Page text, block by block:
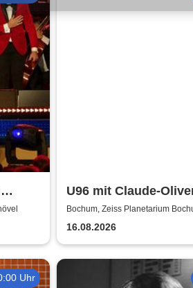
U96 mit Claude-
Rudolph - 20.000
dem Meer | Zeiss
Bochum
Bochum, Zeiss Planetarium
16.08.2026
Uhr